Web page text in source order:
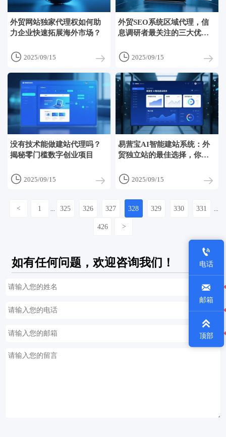
外贸网站独家代理权如何助
力企业快速拓展海外市场？
 2025/09/15
外贸SEO系统区域代理，信
息调研者最关注的三大优
 2025/09/15
没有技术能做建站代理吗？
揭秘零门槛数字创业项目
 2025/09/15
易营宝AI智能建站系统：外
贸独立站的最佳选择，你了
 2025/09/15
< 1 325 326 327 328 329 330 331
426 >
如有任何问题，欢迎咨询我们！

电话

邮箱

顶部